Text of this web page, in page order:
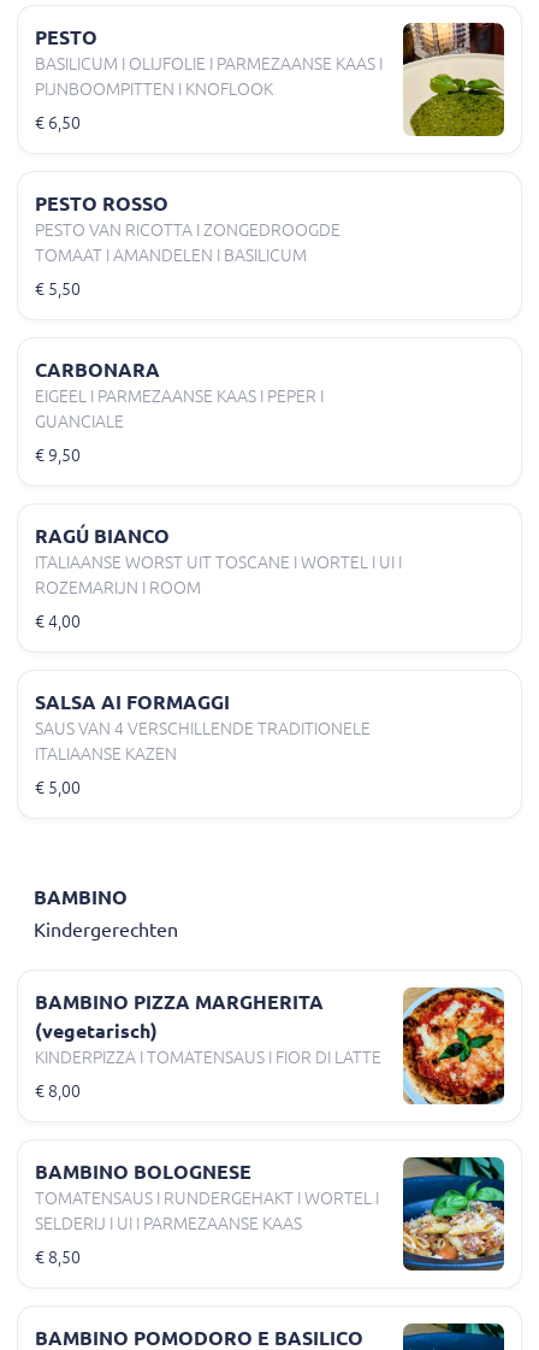
PESTO
BASILICUM I OLIJFOLIE I PARMEZAANSE KAAS I
PIJNBOOMPITTEN I KNOFLOOK
€ 6,50
PESTO ROSSO
PESTO VAN RICOTTA I ZONGEDROOGDE
TOMAAT I AMANDELEN I BASILICUM
€ 5,50
CARBONARA
EIGEEL I PARMEZAANSE KAAS I PEPER I
GUANCIALE
€ 9,50
RAGÚ BIANCO
ITALIAANSE WORST UIT TOSCANE I WORTEL I UI I
ROZEMARIJN I ROOM
€ 4,00
SALSA AI FORMAGGI
SAUS VAN 4 VERSCHILLENDE TRADITIONELE
ITALIAANSE KAZEN
€ 5,00
BAMBINO
Kindergerechten
BAMBINO PIZZA MARGHERITA
(vegetarisch)
KINDERPIZZA I TOMATENSAUS I FIOR DI LATTE
€ 8,00
BAMBINO BOLOGNESE
TOMATENSAUS I RUNDERGEHAKT I WORTEL I
SELDERIJ I UI I PARMEZAANSE KAAS
€ 8,50
BAMBINO POMODORO E BASILICO